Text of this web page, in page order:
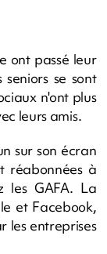
ont passé leur
se sont
n'ont plus
leurs amis.
sur son écran
réabonnées à
les GAFA. La
et Facebook,
les entreprises